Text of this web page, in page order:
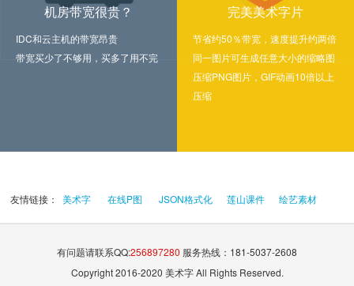
机房带宽很贵？
IDC和云主机的带宽昂贵
带宽买少了不够用，买多了用不完
完美美术字片
节省约50％带宽，速度提升约两倍
同一图片可生成任意大小的缩略图
压缩PNG图片，GIF动画10倍以上
压缩
友情链接：美术字 在线P图 JSON格式化 莲山课件 绘艺素材
有问题请联系QQ:256897280 服务热线：181-5037-2608
Copyright 2016-2020 美术字 All Rights Reserved.